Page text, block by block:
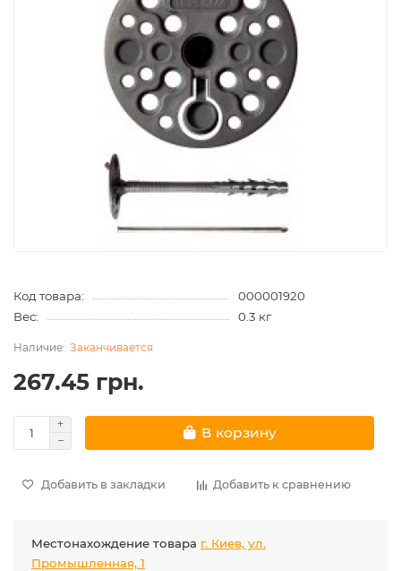
Код товара:
000001920
Вес:
0.3 кг
Заканчивается
267.45 грн.
В корзину
Добавить в закладки Добавить к сравнению
Местонахождение товара г. Киев, ул.
Промышленная, 1